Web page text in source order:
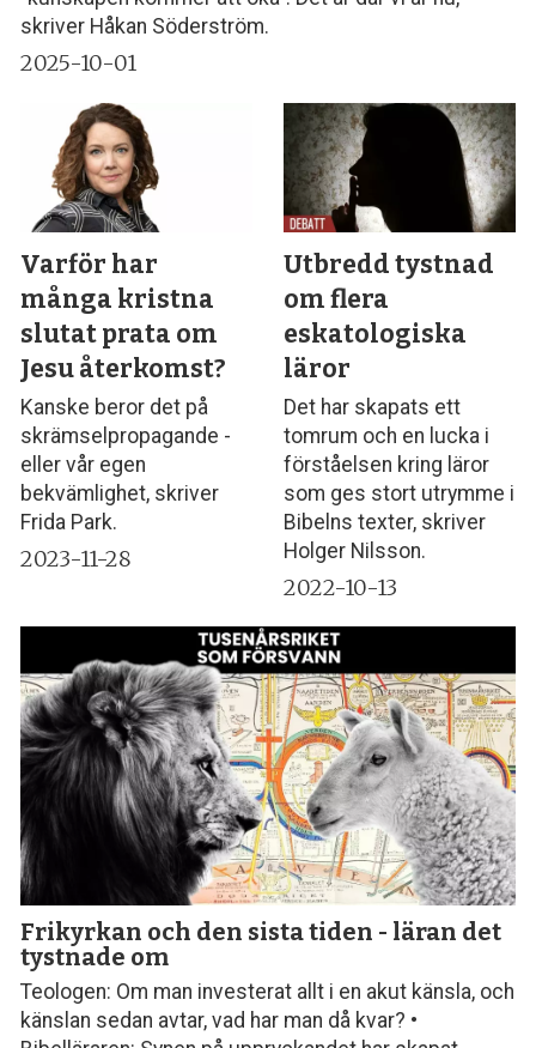
skriver Håkan Söderström.
2025-10-01
Varför har
många kristna
slutat prata om
Jesu återkomst?
Kanske beror det på
skrämselpropagande -
eller vår egen
bekvämlighet, skriver
Frida Park.
2023-11-28
Utbredd tystnad
om flera
eskatologiska
läror
Det har skapats ett
tomrum och en lucka i
förståelsen kring läror
som ges stort utrymme i
Bibelns texter, skriver
Holger Nilsson.
2022-10-13
Frikyrkan och den sista tiden - läran det
tystnade om
Teologen: Om man investerat allt i en akut känsla, och
känslan sedan avtar, vad har man då kvar? •